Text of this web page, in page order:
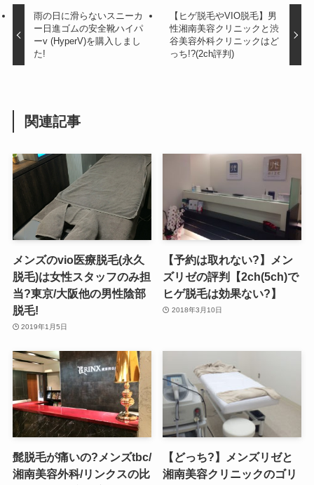
雨の日に滑らないスニーカ
ー日進ゴムの安全靴ハイパ
ーv (HyperV)を購入しまし
た!
【ヒゲ脱毛やVIO脱毛】男
性湘南美容クリニックと渋
谷美容外科クリニックはど
っち!?(2ch評判)
関連記事
メンズのvio医療脱毛(永久
脱毛)は女性スタッフのみ担
当?東京/大阪他の男性陰部
脱毛!
2019年1月5日
【予約は取れない?】メン
ズリゼの評判【2ch(5ch)で
ヒゲ脱毛は効果ない?】
2018年3月10日
髭脱毛が痛いの?メンズtbc/
湘南美容外科/リンクスの比
【どっち?】メンズリゼと
湘南美容クリニックのゴリ